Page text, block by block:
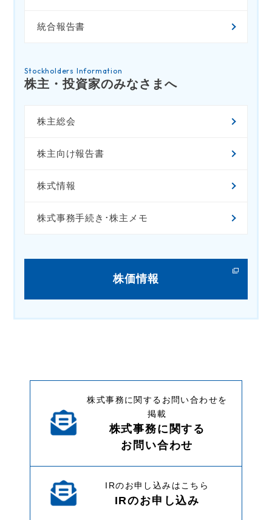
統合報告書
Stockholders Information
株主・投資家のみなさまへ
株主総会
株主向け報告書
株式情報
株式事務手続き･株主メモ
株価情報
株式事務に関するお問い合わせを
掲載
株式事務に関する
お問い合わせ
IRのお申し込みはこちら
IRのお申し込み